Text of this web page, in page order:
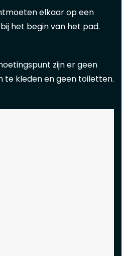
elkaar op een
het begin van het pad.
zijn er geen
te kleden en geen toiletten.